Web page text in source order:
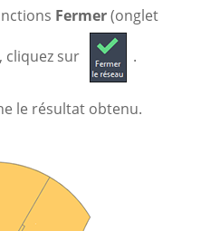
Fermer(onglet
cliquez sur .
le résultat obtenu.